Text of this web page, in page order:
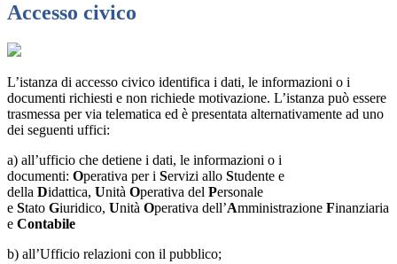
Accesso civico
L’istanza di accesso civico identifica i dati, le informazioni o i
documenti richiesti e non richiede motivazione. L’istanza può essere
trasmessa per via telematica ed è presentata alternativamente ad uno
dei seguenti uffici:
a) all’ufficio che detiene i dati, le informazioni o i
documenti: Operativa per i Servizi allo Studente e
della Didattica, Unità Operativa del Personale
e Stato Giuridico, Unità Operativa dell’Amministrazione Finanziaria
e Contabile
b) all’Ufficio relazioni con il pubblico;